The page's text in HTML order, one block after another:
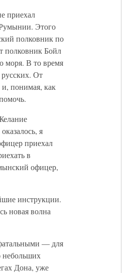
приехал
Этого
полковник по
полковник Бойл
моря. В то время
От
понимая, как
я
приехал
в
офицер,
инструкции.
новая волна
— для
небольших
Дона, уже